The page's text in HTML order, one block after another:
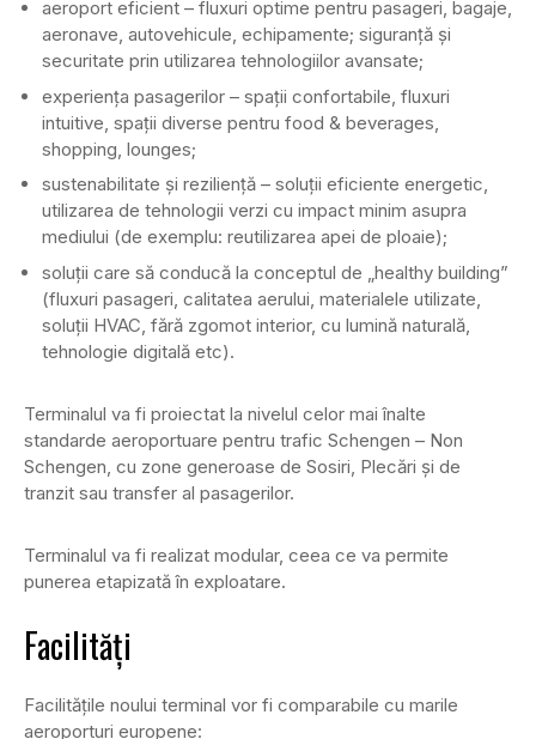
aeroport eficient – fluxuri optime pentru pasageri, bagaje,
aeronave, autovehicule, echipamente; siguranță și
securitate prin utilizarea tehnologiilor avansate;
experiența pasagerilor – spații confortabile, fluxuri
intuitive, spații diverse pentru food & beverages,
shopping, lounges;
sustenabilitate și reziliență – soluții eficiente energetic,
utilizarea de tehnologii verzi cu impact minim asupra
mediului (de exemplu: reutilizarea apei de ploaie);
soluții care să conducă la conceptul de „healthy building”
(fluxuri pasageri, calitatea aerului, materialele utilizate,
soluții HVAC, fără zgomot interior, cu lumină naturală,
tehnologie digitală etc).
Terminalul va fi proiectat la nivelul celor mai înalte
standarde aeroportuare pentru trafic Schengen – Non
Schengen, cu zone generoase de Sosiri, Plecări și de
tranzit sau transfer al pasagerilor.
Terminalul va fi realizat modular, ceea ce va permite
punerea etapizată în exploatare.
Facilități
Facilitățile noului terminal vor fi comparabile cu marile
aeroporturi europene: